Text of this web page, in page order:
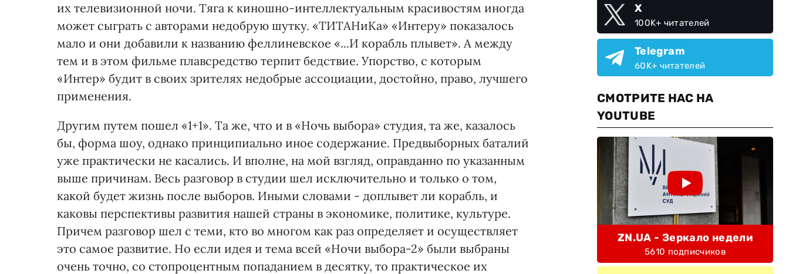
их телевизионной ночи. Тяга к киношно-интеллектуальным красивостям иногда
может сыграть с авторами недобрую шутку. «ТИТАНиКа» «Интеру» показалось
мало и они добавили к названию феллиневское «...И корабль плывет». А между
тем и в этом фильме плавсредство терпит бедствие. Упорство, с которым
«Интер» будит в своих зрителях недобрые ассоциации, достойно, право, лучшего
применения.
Другим путем пошел «1+1». Та же, что и в «Ночь выбора» студия, та же, казалось
бы, форма шоу, однако принципиально иное содержание. Предвыборных баталий
уже практически не касались. И вполне, на мой взгляд, оправданно по указанным
выше причинам. Весь разговор в студии шел исключительно и только о том,
какой будет жизнь после выборов. Иными словами - доплывет ли корабль, и
каковы перспективы развития нашей страны в экономике, политике, культуре.
Причем разговор шел с теми, кто во многом как раз определяет и осуществляет
это самое развитие. Но если идея и тема всей «Ночи выбора-2» были выбраны
очень точно, со стопроцентным попаданием в десятку, то практическое их
X
100K+ читателей
Telegram
60K+ читателей
СМОТРИТЕ НАС НА
YOUTUBE
ZN.UA - Зеркало недели
5610 подписчиков